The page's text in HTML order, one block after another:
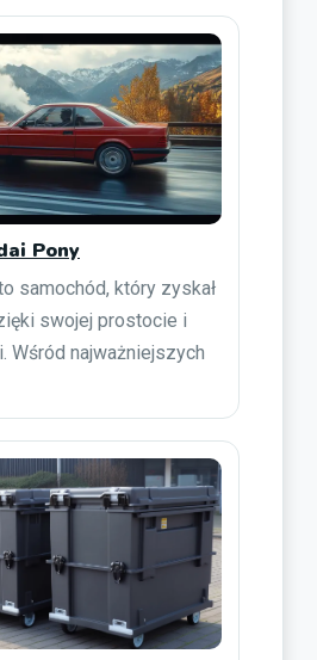
Pony
samochód, który zyskał
swojej prostocie i
Wśród najważniejszych